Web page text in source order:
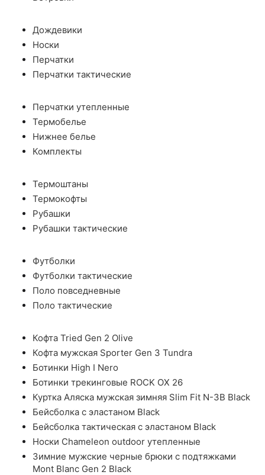
Дождевики
Носки
Перчатки
Перчатки тактические
Перчатки утепленные
Термобелье
Нижнее белье
Комплекты
Термоштаны
Термокофты
Рубашки
Рубашки тактические
Футболки
Футболки тактические
Поло повседневные
Поло тактические
Кофта Tried Gen 2 Olive
Кофта мужская Sporter Gen 3 Tundra
Ботинки High I Nero
Ботинки трекинговые ROCK OX 26
Куртка Аляска мужская зимняя Slim Fit N-3B Black
Бейсболка с эластаном Black
Бейсболка тактическая с эластаном Black
Носки Chameleon outdoor утепленные
Зимние мужские черные брюки с подтяжками
Mont Blanc Gen 2 Black